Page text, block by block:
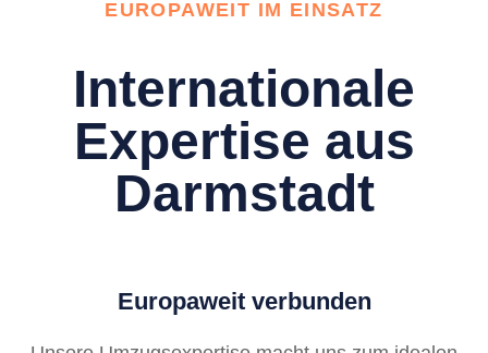
EUROPAWEIT IM EINSATZ
Internationale
Expertise aus
Darmstadt
Europaweit verbunden